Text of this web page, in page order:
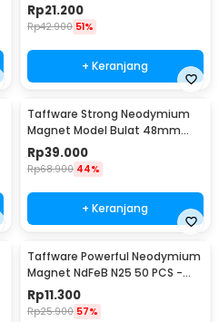
29x9mm 10 PCS - MG10
Rp21.200
Rp42.900 51%
+ Keranjang
Taffware Strong Neodymium
Magnet Model Bulat 48mm
85-90kg - TN6
Rp39.000
Rp68.900 44%
+ Keranjang
Taffware Powerful Neodymium
Magnet NdFeB N25 50 PCS -
MG01
Rp11.300
Rp25.900 57%